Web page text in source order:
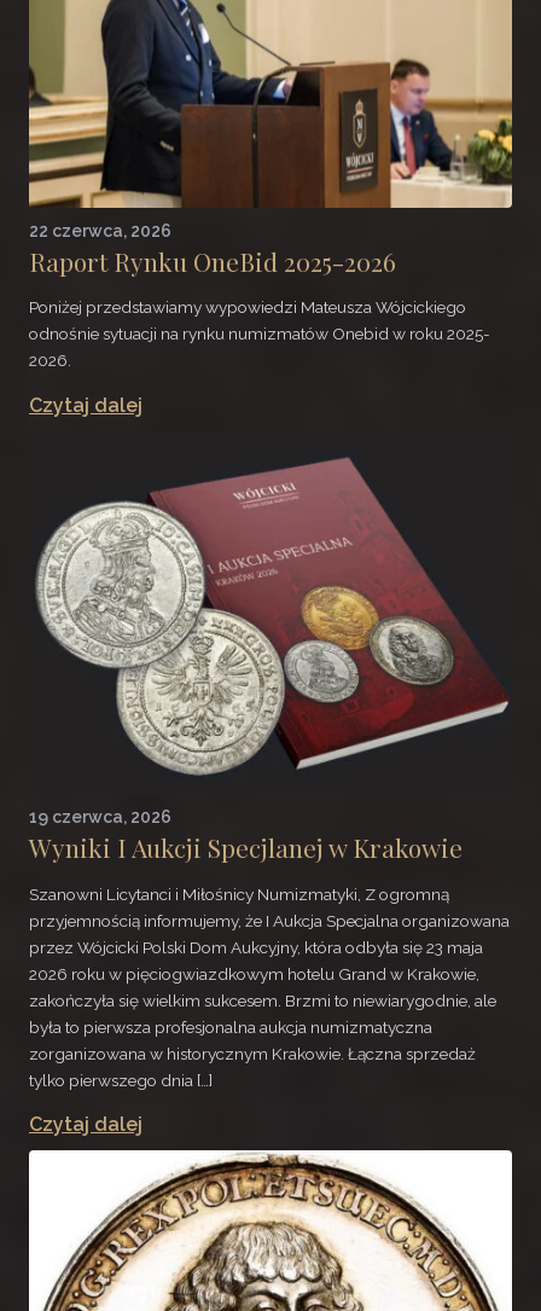
22 czerwca, 2026
Raport Rynku OneBid 2025-2026
Poniżej przedstawiamy wypowiedzi Mateusza Wójcickiego
odnośnie sytuacji na rynku numizmatów Onebid w roku 2025-
2026.
Czytaj dalej
19 czerwca, 2026
Wyniki I Aukcji Specjlanej w Krakowie
Szanowni Licytanci i Miłośnicy Numizmatyki, Z ogromną
przyjemnością informujemy, że I Aukcja Specjalna organizowana
przez Wójcicki Polski Dom Aukcyjny, która odbyła się 23 maja
2026 roku w pięciogwiazdkowym hotelu Grand w Krakowie,
zakończyła się wielkim sukcesem. Brzmi to niewiarygodnie, ale
była to pierwsza profesjonalna aukcja numizmatyczna
zorganizowana w historycznym Krakowie. Łączna sprzedaż
tylko pierwszego dnia […]
Czytaj dalej